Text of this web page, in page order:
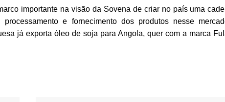
importante na visão da Sovena de criar no país uma
e fornecimento dos produtos nesse
já exporta óleo de soja para Angola, quer com a marca